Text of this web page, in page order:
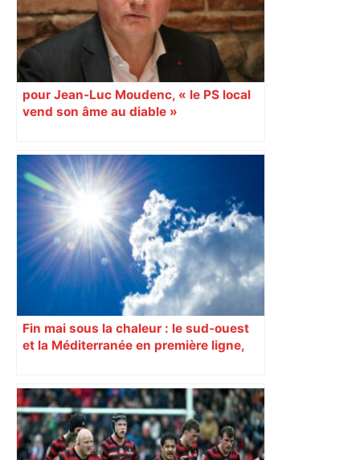
pour Jean-Luc Moudenc, « le PS local
vend son âme au diable »
Fin mai sous la chaleur : le sud-ouest
et la Méditerranée en première ligne,